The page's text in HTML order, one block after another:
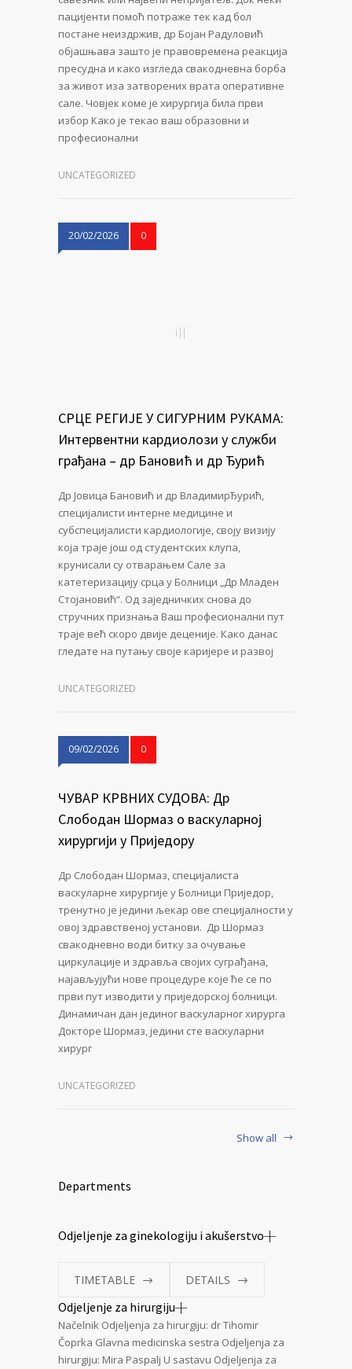
пацијенти помоћ потраже тек кад бол
постане неиздржив, др Бојан Радуловић
објашњава зашто је правовремена реакција
пресудна и како изгледа свакодневна борба
за живот иза затворених врата оперативне
сале. Човјек коме је хирургија била први
избор Како је текао ваш образовни и
професионални
UNCATEGORIZED
20/02/2026 0
СРЦЕ РЕГИЈЕ У СИГУРНИМ РУКАМА:
Интервентни кардиолози у служби
грађана – др Бановић и др Ђурић
Др Јовица Бановић и др ВладимирЂурић,
специјалисти интерне медицине и
субспецијалисти кардиологије, своју визију
која траје још од студентских клупа,
крунисали су отварањем Сале за
катетеризацију срца у Болници „Др Младен
Стојановић“. Од заједничких снова до
стручних признања Ваш професионални пут
траје већ скоро двије деценије. Како данас
гледате на путању своје каријере и развој
UNCATEGORIZED
09/02/2026 0
ЧУВАР КРВНИХ СУДОВА: Др
Слободан Шормаз о васкуларној
хирургији у Приједору
Др Слободан Шормаз, специјалиста
васкуларне хирургије у Болници Приједор,
тренутно је једини љекар ове специјалности у
овој здравственој установи. Др Шормаз
свакодневно води битку за очување
циркулације и здравља својих суграђана,
најављујући нове процедуре које ће се по
први пут изводити у приједорској болници.
Динамичан дан јединог васкуларног хирурга
Докторе Шормаз, једини сте васкуларни
хирург
UNCATEGORIZED
Show all
Departments
Odjeljenje za ginekologiju i akušerstvo
TIMETABLE DETAILS
Odjeljenje za hirurgiju
Načelnik Odjeljenja za hirurgiju: dr Tihomir
Čoprka Glavna medicinska sestra Odjeljenja za
hirurgiju: Mira Paspalj U sastavu Odjeljenja za